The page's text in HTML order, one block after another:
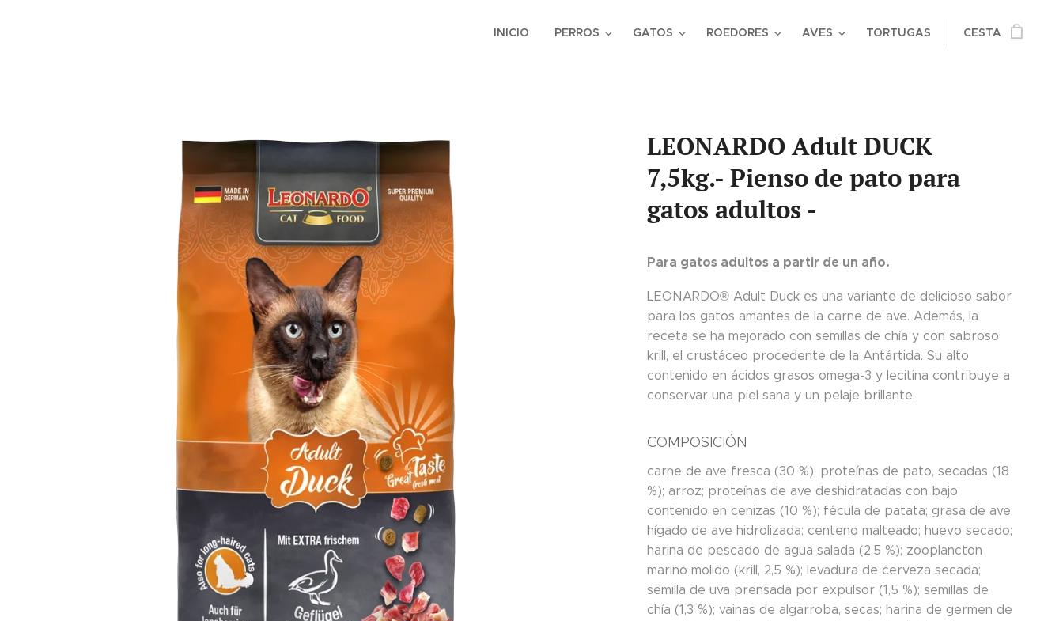
INICIO PERROS GATOS ROEDORES AVES TORTUGAS CESTA
LEONARDO Adult DUCK
7,5kg.- Pienso de pato para
gatos adultos -
Para gatos adultos a partir de un año.
LEONARDO® Adult Duck es una variante de delicioso sabor
para los gatos amantes de la carne de ave. Además, la
receta se ha mejorado con semillas de chía y con sabroso
krill, el crustáceo procedente de la Antártida. Su alto
contenido en ácidos grasos omega-3 y lecitina contribuye a
conservar una piel sana y un pelaje brillante.
COMPOSICIÓN
carne de ave fresca (30 %); proteínas de pato, secadas (18
%); arroz; proteínas de ave deshidratadas con bajo
contenido en cenizas (10 %); fécula de patata; grasa de ave;
hígado de ave hidrolizada; centeno malteado; huevo secado;
harina de pescado de agua salada (2,5 %); zooplancton
marino molido (krill, 2,5 %); levadura de cerveza secada;
semilla de uva prensada por expulsor (1,5 %); semillas de
chía (1,3 %); vainas de algarroba, secas; harina de germen de